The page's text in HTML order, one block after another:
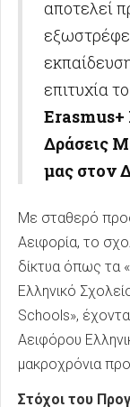
αποτελεί
επιτυχία
Erasmus+
Δράσεις
μας στον
Με σταθερό
Αειφορία, το
δίκτυα όπως τα
Ελληνικό
Schools»,
Αειφόρου
μακροχρόνια
Στόχοι του